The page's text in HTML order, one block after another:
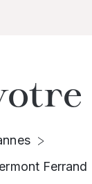
Ferrand